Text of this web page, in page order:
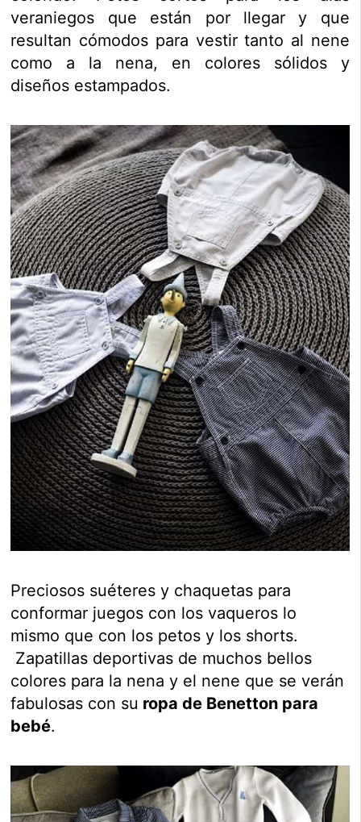
veraniegos que están por llegar y que
resultan cómodos para vestir tanto al nene
como a la nena, en colores sólidos y
diseños estampados.
Preciosos suéteres y chaquetas para
conformar juegos con los vaqueros lo
mismo que con los petos y los shorts.
Zapatillas deportivas de muchos bellos
colores para la nena y el nene que se verán
fabulosas con su ropa de Benetton para
bebé.